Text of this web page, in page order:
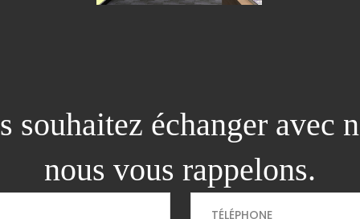
souhaitez échanger avec
nous vous rappelons.